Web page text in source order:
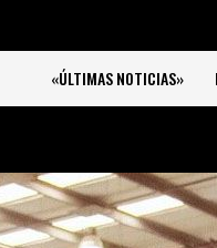
«ÚLTIMAS NOTICIAS»